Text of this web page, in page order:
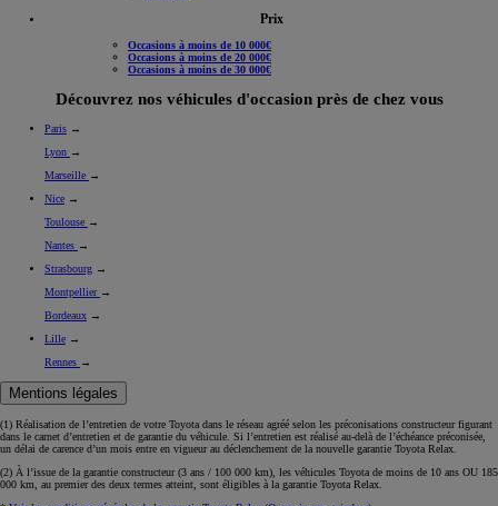
Prix
Occasions à moins de 10 000€
Occasions à moins de 20 000€
Occasions à moins de 30 000€
Découvrez nos véhicules d'occasion près de chez vous
Paris →
Lyon →
Marseille →
Nice →
Toulouse →
Nantes →
Strasbourg →
Montpellier →
Bordeaux →
Lille →
Rennes →
Mentions légales
(1) Réalisation de l’entretien de votre Toyota dans le réseau agréé selon les préconisations constructeur figurant
dans le carnet d’entretien et de garantie du véhicule. Si l’entretien est réalisé au-delà de l’échéance préconisée,
un délai de carence d’un mois entre en vigueur au déclenchement de la nouvelle garantie Toyota Relax.
(2) À l’issue de la garantie constructeur (3 ans / 100 000 km), les véhicules Toyota de moins de 10 ans OU 185
000 km, au premier des deux termes atteint, sont éligibles à la garantie Toyota Relax.